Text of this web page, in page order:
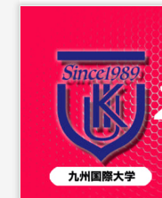
...続きを読む